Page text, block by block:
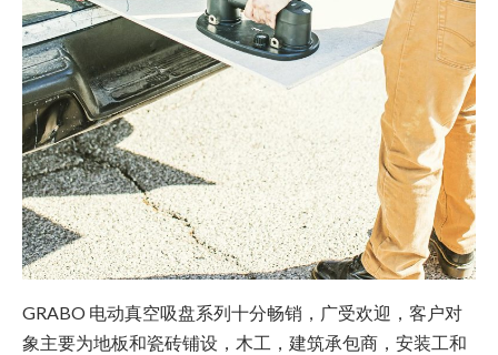
GRABO 电动真空吸盘系列十分畅销，广受欢迎，客户对
象主要为地板和瓷砖铺设，木工，建筑承包商，安装工和